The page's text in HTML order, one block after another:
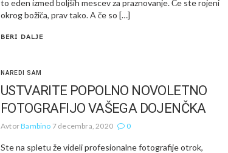
to eden izmed boljših mescev za praznovanje. Če ste rojeni
okrog božiča, prav tako. A če so […]
BERI DALJE
NAREDI SAM
USTVARITE POPOLNO NOVOLETNO
FOTOGRAFIJO VAŠEGA DOJENČKA
AvtorBambino 7 decembra, 2020 0
Ste na spletu že videli profesionalne fotografije otrok,